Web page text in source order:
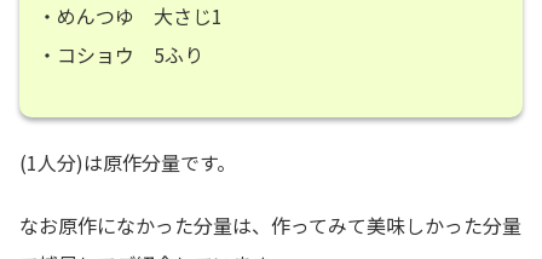
・めんつゆ 大さじ1
・コショウ 5ふり
(1人分)は原作分量です。
なお原作になかった分量は、作ってみて美味しかった分量